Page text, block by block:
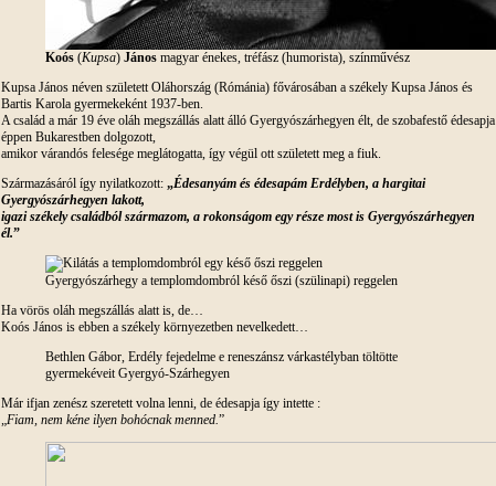
Koós (Kupsa)Jánosmagyar énekes, tréfász (humorista), színművész
Kupsa János néven született Oláhország (Rómánia) fővárosában a székely Kupsa János és
Bartis Karola gyermekeként 1937-ben.
A család a már 19 éve oláh megszállás alatt álló Gyergyószárhegyen élt, de szobafestő édesapja
éppen Bukarestben dolgozott,
amikor várandós felesége meglátogatta, így végül ott született meg a fiuk.
Származásáról így nyilatkozott: „Édesanyám és édesapám Erdélyben, a hargitai
Gyergyószárhegyen lakott,
igazi székely családból származom, a rokonságom egy része most is Gyergyószárhegyen
él.”
Gyergyószárhegy a templomdombról késő őszi (szülinapi) reggelen
Ha vörös oláh megszállás alatt is, de…
Koós János is ebben a székely környezetben nevelkedett…
Bethlen Gábor, Erdély fejedelme e reneszánsz várkastélyban töltötte
gyermekéveit Gyergyó-Szárhegyen
Már ifjan zenész szeretett volna lenni, de édesapja így intette :
„Fiam, nem kéne ilyen bohócnak menned.”